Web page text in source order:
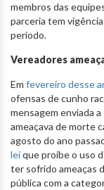
membros das
parceria tem
período.
Vereadores
Em fevereiro desse
ofensas de cunho
mensagem enviada
ameaçava de morte
agosto do ano
leique proíbe o uso
ter sofrido ameaças
pública com a